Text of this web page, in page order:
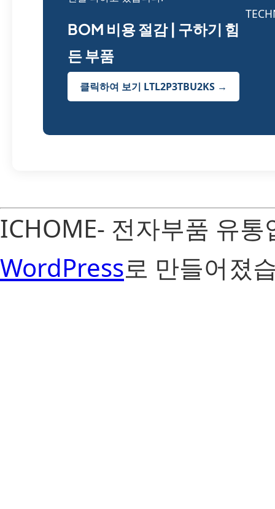
BOM 비용 절감 | 구하기 힘
든 부품
클릭하여 보기 LTL2P3TBU2KS →
ICHOME- 전자부품 유
WordPress로 만들어졌